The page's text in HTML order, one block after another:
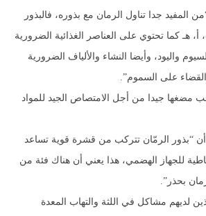
المفيد جدا تناول الرمان مع بذوره، فالبذور
هـ كما تحتوي على العناصر الغذائية الضرورية
واليود، وأيضا النشاء والألياف الضرورية
على السموم”.
مضغها جيدا من أجل الامتصاص الجيد للمواد
أن “بذور الرمّان تتركب من قشرة قوية تساعد
للجهاز الهضمي، هذا يعني أن هناك فئة من
بحذر”.
لديهم مشاكل في اللثة والتهاب المعدة